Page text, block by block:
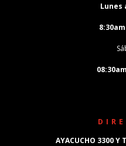
Lunes
AYACUCHO 3300 Y